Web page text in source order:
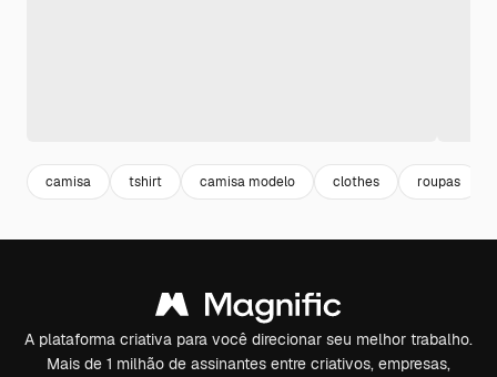
camisa tshirt camisa modelo clothes roupas
A plataforma criativa para você direcionar seu melhor trabalho.
Mais de 1 milhão de assinantes entre criativos, empresas,